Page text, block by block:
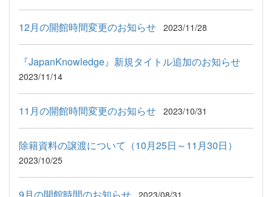
12月の開館時間変更のお知らせ 2023/11/28
『JapanKnowledge』新規タイトル追加のお知らせ
2023/11/14
11月の開館時間変更のお知らせ 2023/10/31
除籍資料の譲渡について（10月25日～11月30日）
2023/10/25